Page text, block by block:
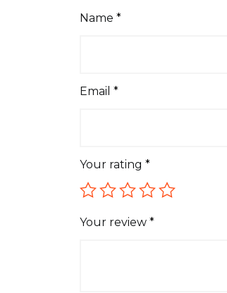
Name *
Email *
Your rating *
Your review *